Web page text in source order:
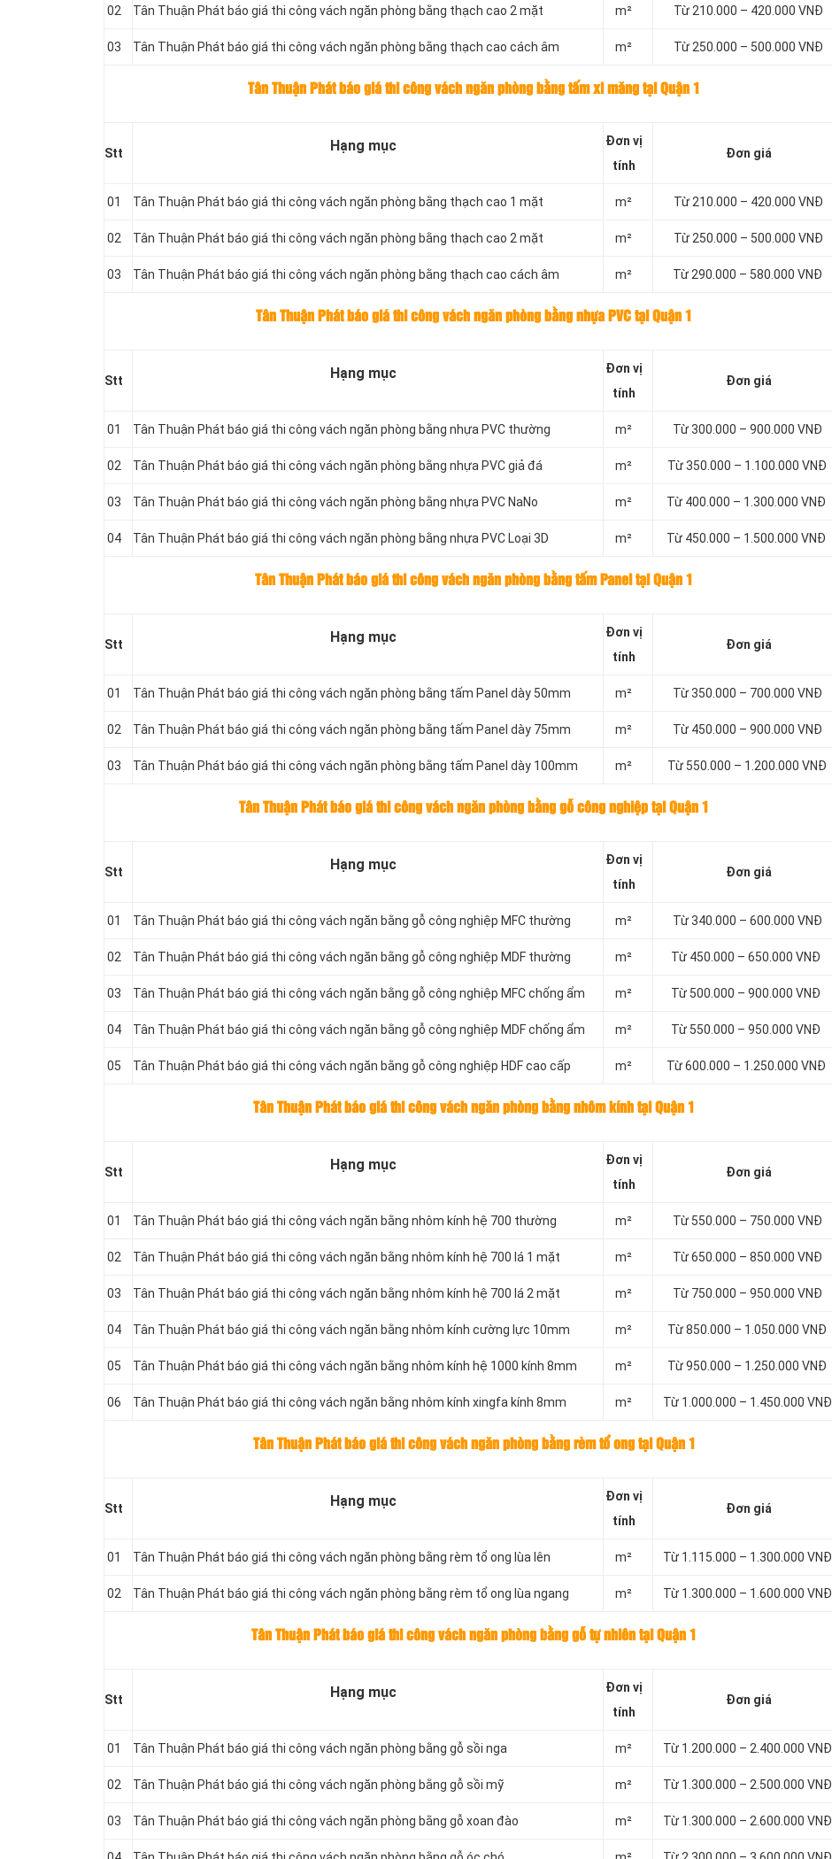
02 Tân Thuận Phát báo giá thi công vách ngăn phòng bằng thạch cao 2 mặt m² Từ 210.000 – 420.000 VNĐ
03 Tân Thuận Phát báo giá thi công vách ngăn phòng bằng thạch cao cách âm m² Từ 250.000 – 500.000 VNĐ
Tân Thuận Phát báo giá thi công vách ngăn phòng bằng tấm xi măng tại Quận 1
Stt Hạng mục
Đơn vị
tính
Đơn giá
01 Tân Thuận Phát báo giá thi công vách ngăn phòng bằng thạch cao 1 mặt m² Từ 210.000 – 420.000 VNĐ
02 Tân Thuận Phát báo giá thi công vách ngăn phòng bằng thạch cao 2 mặt m² Từ 250.000 – 500.000 VNĐ
03 Tân Thuận Phát báo giá thi công vách ngăn phòng bằng thạch cao cách âm m² Từ 290.000 – 580.000 VNĐ
Tân Thuận Phát báo giá thi công vách ngăn phòng bằng nhựa PVC tại Quận 1
Stt Hạng mục
Đơn vị
tính
Đơn giá
01 Tân Thuận Phát báo giá thi công vách ngăn phòng bằng nhựa PVC thường m² Từ 300.000 – 900.000 VNĐ
02 Tân Thuận Phát báo giá thi công vách ngăn phòng bằng nhựa PVC giả đá m² Từ 350.000 – 1.100.000 VNĐ
03 Tân Thuận Phát báo giá thi công vách ngăn phòng bằng nhựa PVC NaNo m² Từ 400.000 – 1.300.000 VNĐ
04 Tân Thuận Phát báo giá thi công vách ngăn phòng bằng nhựa PVC Loại 3D m² Từ 450.000 – 1.500.000 VNĐ
Tân Thuận Phát báo giá thi công vách ngăn phòng bằng tấm Panel tại Quận 1
Stt Hạng mục
Đơn vị
tính
Đơn giá
01 Tân Thuận Phát báo giá thi công vách ngăn phòng bằng tấm Panel dày 50mm m² Từ 350.000 – 700.000 VNĐ
02 Tân Thuận Phát báo giá thi công vách ngăn phòng bằng tấm Panel dày 75mm m² Từ 450.000 – 900.000 VNĐ
03 Tân Thuận Phát báo giá thi công vách ngăn phòng bằng tấm Panel dày 100mm m² Từ 550.000 – 1.200.000 VNĐ
Tân Thuận Phát báo giá thi công vách ngăn phòng bằng gỗ công nghiệp tại Quận 1
Stt Hạng mục
Đơn vị
tính
Đơn giá
01 Tân Thuận Phát báo giá thi công vách ngăn bằng gỗ công nghiệp MFC thường m² Từ 340.000 – 600.000 VNĐ
02 Tân Thuận Phát báo giá thi công vách ngăn bằng gỗ công nghiệp MDF thường m² Từ 450.000 – 650.000 VNĐ
03 Tân Thuận Phát báo giá thi công vách ngăn bằng gỗ công nghiệp MFC chống ẩm m² Từ 500.000 – 900.000 VNĐ
04 Tân Thuận Phát báo giá thi công vách ngăn bằng gỗ công nghiệp MDF chống ẩm m² Từ 550.000 – 950.000 VNĐ
05 Tân Thuận Phát báo giá thi công vách ngăn bằng gỗ công nghiệp HDF cao cấp m² Từ 600.000 – 1.250.000 VNĐ
Tân Thuận Phát báo giá thi công vách ngăn phòng bằng nhôm kính tại Quận 1
Stt Hạng mục
Đơn vị
tính
Đơn giá
01 Tân Thuận Phát báo giá thi công vách ngăn bằng nhôm kính hệ 700 thường m² Từ 550.000 – 750.000 VNĐ
02 Tân Thuận Phát báo giá thi công vách ngăn bằng nhôm kính hệ 700 lá 1 mặt m² Từ 650.000 – 850.000 VNĐ
03 Tân Thuận Phát báo giá thi công vách ngăn bằng nhôm kính hệ 700 lá 2 mặt m² Từ 750.000 – 950.000 VNĐ
04 Tân Thuận Phát báo giá thi công vách ngăn bằng nhôm kính cường lực 10mm m² Từ 850.000 – 1.050.000 VNĐ
05 Tân Thuận Phát báo giá thi công vách ngăn bằng nhôm kính hệ 1000 kính 8mm m² Từ 950.000 – 1.250.000 VNĐ
06 Tân Thuận Phát báo giá thi công vách ngăn bằng nhôm kính xingfa kính 8mm m² Từ 1.000.000 – 1.450.000 VNĐ
Tân Thuận Phát báo giá thi công vách ngăn phòng bằng rèm tổ ong tại Quận 1
Stt Hạng mục
Đơn vị
tính
Đơn giá
01 Tân Thuận Phát báo giá thi công vách ngăn phòng bằng rèm tổ ong lùa lên m² Từ 1.115.000 – 1.300.000 VNĐ
02 Tân Thuận Phát báo giá thi công vách ngăn phòng bằng rèm tổ ong lùa ngang m² Từ 1.300.000 – 1.600.000 VNĐ
Tân Thuận Phát báo giá thi công vách ngăn phòng bằng gỗ tự nhiên tại Quận 1
Stt Hạng mục
Đơn vị
tính
Đơn giá
01 Tân Thuận Phát báo giá thi công vách ngăn phòng bằng gỗ sồi nga m² Từ 1.200.000 – 2.400.000 VNĐ
02 Tân Thuận Phát báo giá thi công vách ngăn phòng bằng gỗ sồi mỹ m² Từ 1.300.000 – 2.500.000 VNĐ
03 Tân Thuận Phát báo giá thi công vách ngăn phòng bằng gỗ xoan đào m² Từ 1.300.000 – 2.600.000 VNĐ